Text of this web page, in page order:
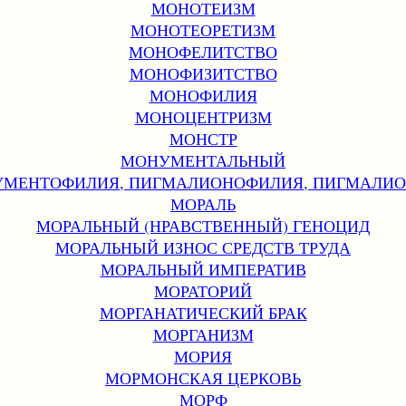
МОНОТЕИЗМ
МОНОТЕОРЕТИЗМ
МОНОФЕЛИТСТВО
МОНОФИЗИТСТВО
МОНОФИЛИЯ
МОНОЦЕНТРИЗМ
МОНСТР
МОНУМЕНТАЛЬНЫЙ
ПИГМАЛИОНОФИЛИЯ,
МОРАЛЬ
МОРАЛЬНЫЙ (НРАВСТВЕННЫЙ) ГЕНОЦИД
МОРАЛЬНЫЙ ИЗНОС СРЕДСТВ ТРУДА
МОРАЛЬНЫЙ ИМПЕРАТИВ
МОРАТОРИЙ
МОРГАНАТИЧЕСКИЙ БРАК
МОРГАНИЗМ
МОРИЯ
МОРМОНСКАЯ ЦЕРКОВЬ
МОРФ